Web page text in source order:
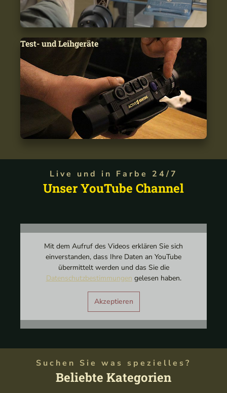
Test- und Leihgeräte
Live und in Farbe 24/7
Unser YouTube Channel
Mit dem Aufruf des Videos erklären Sie sich
einverstanden, dass Ihre Daten an YouTube
übermittelt werden und das Sie die
Datenschutzbestimmungen gelesen haben.
Akzeptieren
Suchen Sie was spezielles?
Beliebte Kategorien